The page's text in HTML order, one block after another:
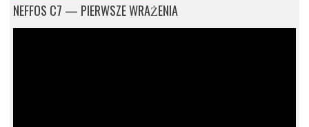
NEFFOS C7 — PIERWSZE WRAŻENIA